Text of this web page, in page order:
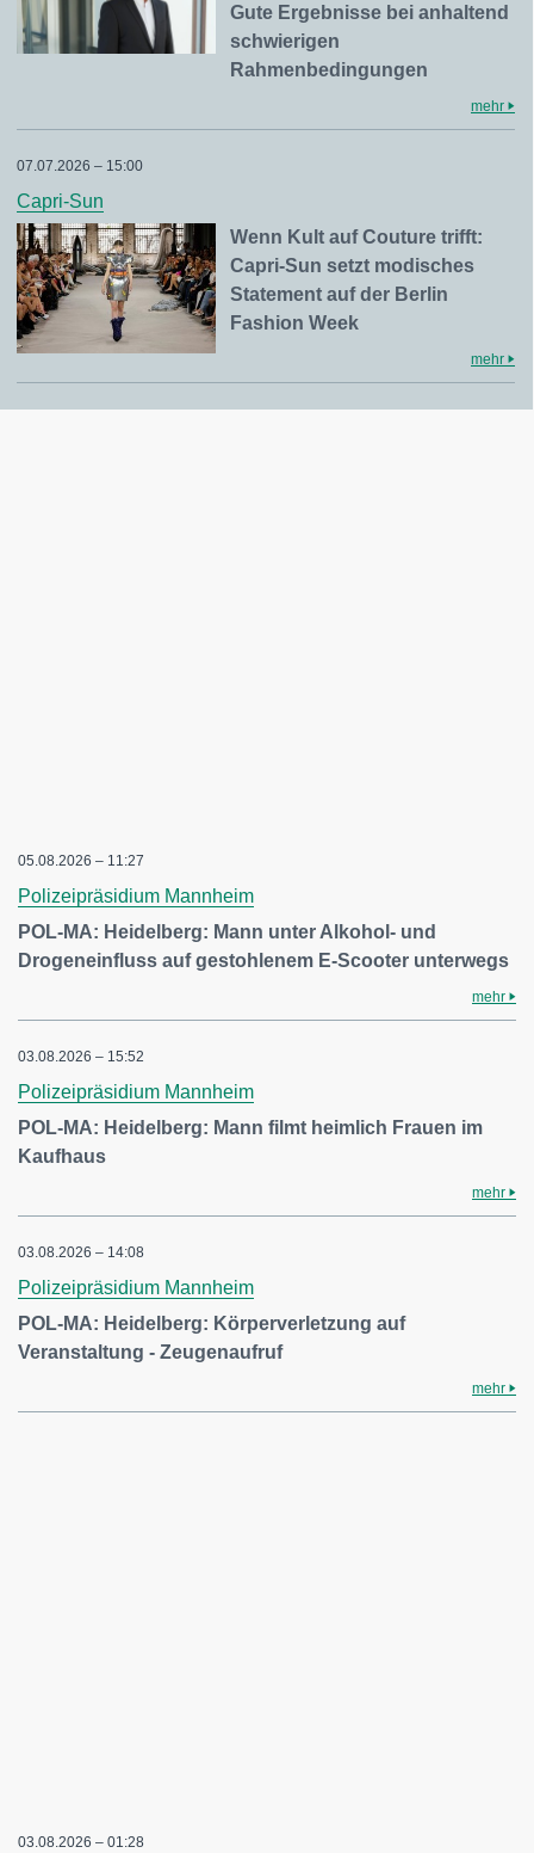
Gute Ergebnisse bei anhaltend
schwierigen
Rahmenbedingungen
mehr
07.07.2026 – 15:00
Capri-Sun
Wenn Kult auf Couture trifft:
Capri-Sun setzt modisches
Statement auf der Berlin
Fashion Week
mehr
05.08.2026 – 11:27
Polizeipräsidium Mannheim
POL-MA: Heidelberg: Mann unter Alkohol- und
Drogeneinfluss auf gestohlenem E-Scooter unterwegs
mehr
03.08.2026 – 15:52
Polizeipräsidium Mannheim
POL-MA: Heidelberg: Mann filmt heimlich Frauen im
Kaufhaus
mehr
03.08.2026 – 14:08
Polizeipräsidium Mannheim
POL-MA: Heidelberg: Körperverletzung auf
Veranstaltung - Zeugenaufruf
mehr
03.08.2026 – 01:28